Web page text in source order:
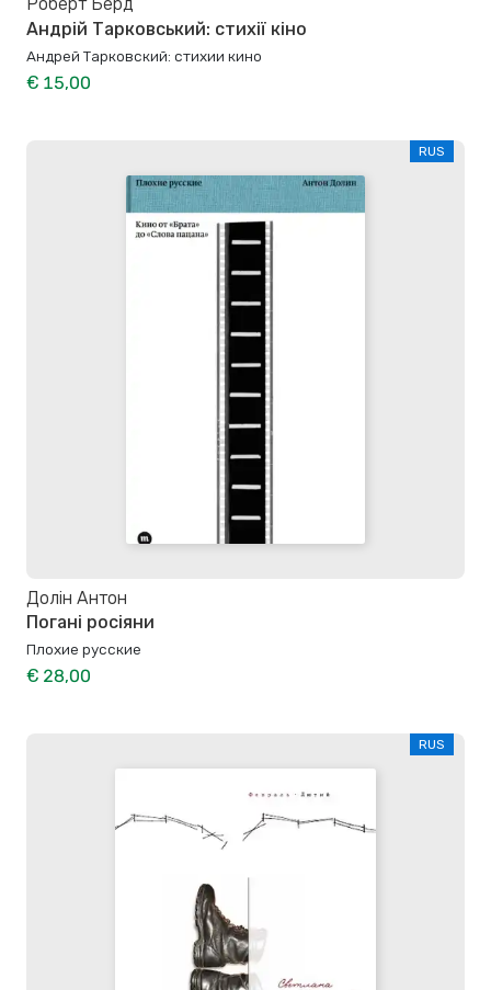
Роберт Берд
Андрій Тарковський: стихії кіно
Андрей Тарковский: стихии кино
€ 15,00
RUS
Долін Антон
Погані росіяни
Плохие русские
€ 28,00
RUS